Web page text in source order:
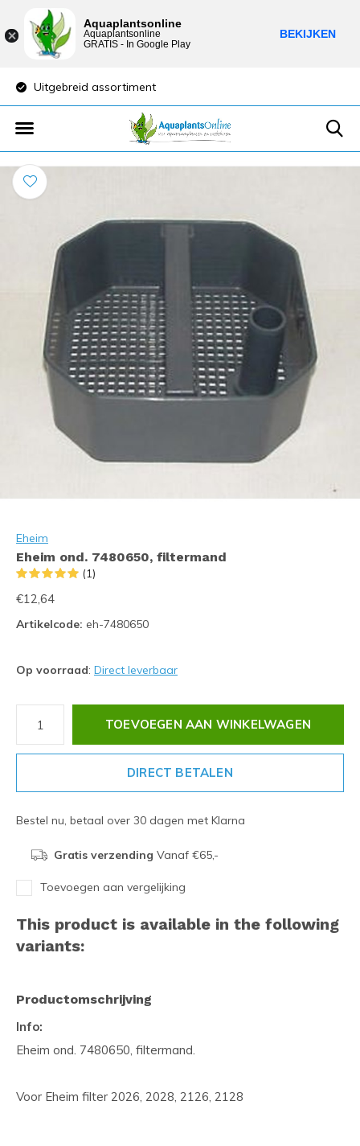
Uitgebreid assortiment
Eheim
Eheim ond. 7480650, filtermand
(1)
€12,64
Artikelcode: eh-7480650
Op voorraad: Direct leverbaar
TOEVOEGEN AAN WINKELWAGEN
DIRECT BETALEN
Bestel nu, betaal over 30 dagen met Klarna
Gratis verzending Vanaf €65,-
Toevoegen aan vergelijking
This product is available in the following
variants:
Productomschrijving
Info:
Eheim ond. 7480650, filtermand.
Voor Eheim filter 2026, 2028, 2126, 2128
Aquaplantsonline
Aquaplantsonline
GRATIS - In Google Play
BEKIJKEN